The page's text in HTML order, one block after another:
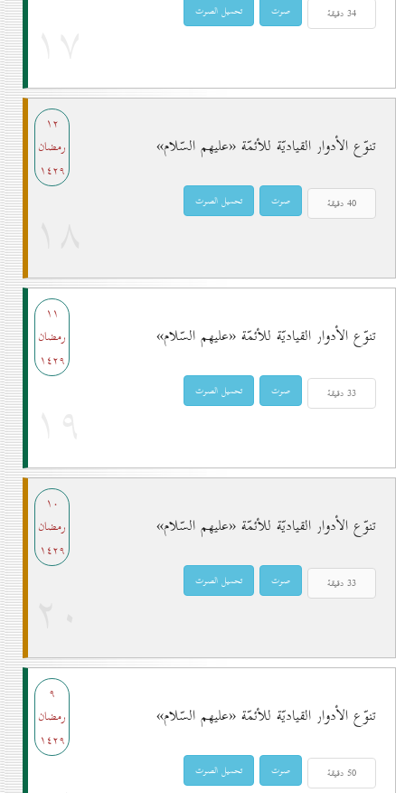
۱۲
رمضان
۱٤۲۹
تنوّع الأدوار القياديّة للأئمّة «عليهم السّلام»
۱۱
رمضان
۱٤۲۹
تنوّع الأدوار القياديّة للأئمّة «عليهم السّلام»
۱٠
رمضان
۱٤۲۹
تنوّع الأدوار القياديّة للأئمّة «عليهم السّلام»
۹
رمضان
۱٤۲۹
تنوّع الأدوار القياديّة للأئمّة «عليهم السّلام»